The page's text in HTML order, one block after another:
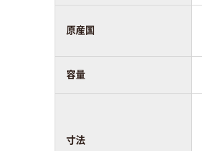
原産国
容量
寸法